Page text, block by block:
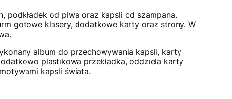
podkładek od piwa oraz kapsli od szampana.
gotowe klasery, dodatkowe karty oraz strony. W
album do przechowywania kapsli, karty
plastikowa przekładka, oddziela karty
kapsli świata.